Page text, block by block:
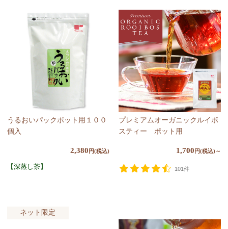
うるおいパックポット用１００
個入
2,380 円(税込)
【深蒸し茶】
プレミアムオーガニックルイボ
スティー ポット用
1,700 円(税込)～
101件
ネット限定